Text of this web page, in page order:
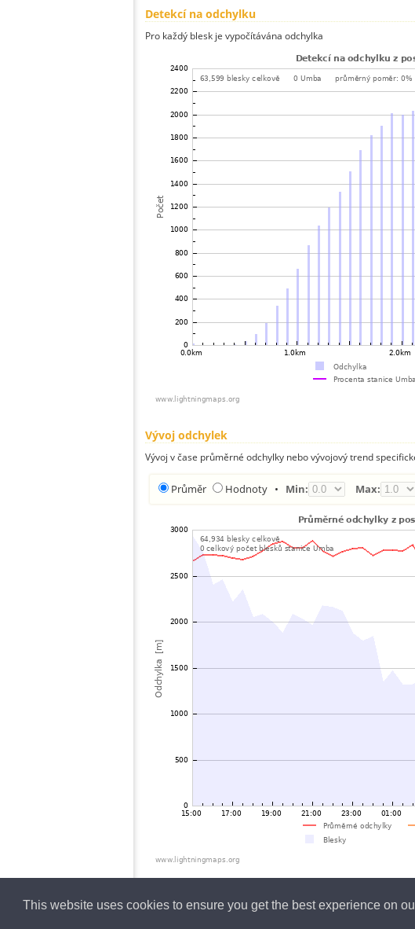
This website uses cookies to ensure you get the best experience on
Detekcí na odchylku
Pro každý blesk je vypočítávána odchylka
Vývoj odchylek
Vývoj v čase průměrné odchylky nebo vývojový trend
Průměr Hodnoty • Min: Max: